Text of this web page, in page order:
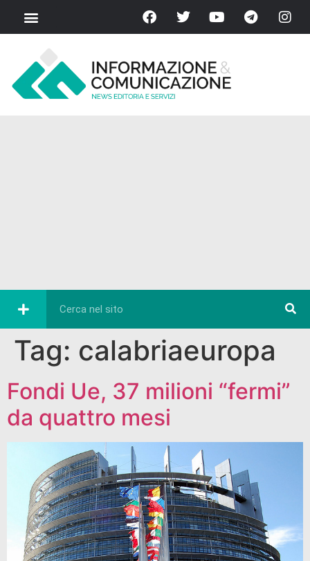
Tag: calabriaeuropa
Fondi Ue, 37 milioni “fermi”
da quattro mesi